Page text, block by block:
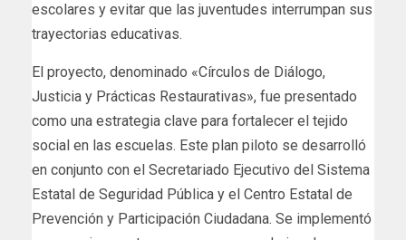
escolares y evitar que las juventudes interrumpan sus
trayectorias educativas.
El proyecto, denominado «Círculos de Diálogo,
Justicia y Prácticas Restaurativas», fue presentado
como una estrategia clave para fortalecer el tejido
social en las escuelas. Este plan piloto se desarrolló
en conjunto con el Secretariado Ejecutivo del Sistema
Estatal de Seguridad Pública y el Centro Estatal de
Prevención y Participación Ciudadana. Se implementó